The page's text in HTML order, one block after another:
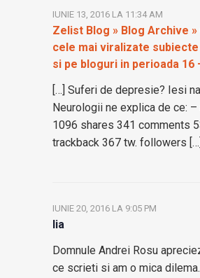
Zelist Blog » Blog Archive
cele mai viralizate
si pe bloguri in perioada 16
IUNIE 13, 2016 LA 11:34 AM
[…] Suferi de depresie? Iesi
Neurologii ne explica de ce:
1096 shares 341 comments
trackback 367 tw. followers […]
lia
IUNIE 20, 2016 LA 9:05 PM
Domnule Andrei Rosu
ce scrieti si am o mica